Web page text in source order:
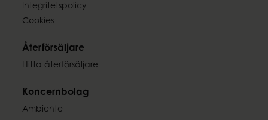
Integritetspolicy
Cookies
Återförsäljare
Hitta återförsäljare
Koncernbolag
Ambiente